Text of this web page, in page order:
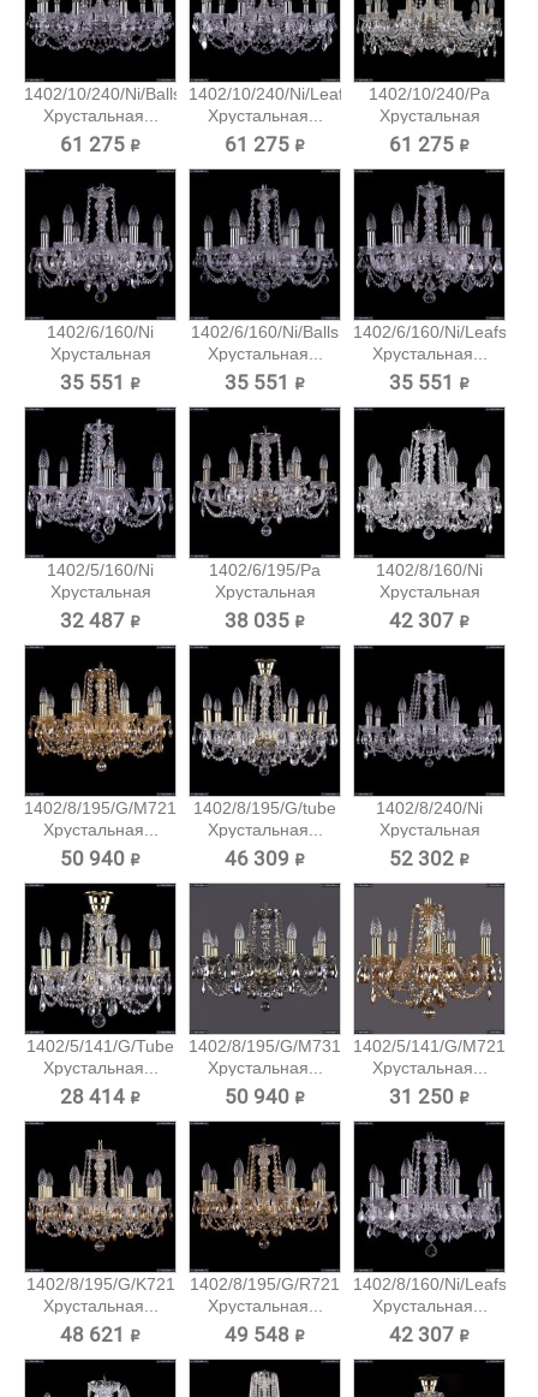
1402/10/240/Ni/Balls
Хрустальная...
61 275 ₽
1402/10/240/Ni/Leafs
Хрустальная...
61 275 ₽
1402/10/240/Pa
Хрустальная
подвесная...
61 275 ₽
1402/6/160/Ni
Хрустальная
подвесная...
35 551 ₽
1402/6/160/Ni/Balls
Хрустальная...
35 551 ₽
1402/6/160/Ni/Leafs
Хрустальная...
35 551 ₽
1402/5/160/Ni
Хрустальная
подвесная...
32 487 ₽
1402/6/195/Pa
Хрустальная
подвесная...
38 035 ₽
1402/8/160/Ni
Хрустальная
подвесная...
42 307 ₽
1402/8/195/G/M721
Хрустальная...
50 940 ₽
1402/8/195/G/tube
Хрустальная...
46 309 ₽
1402/8/240/Ni
Хрустальная
подвесная...
52 302 ₽
1402/5/141/G/Tube
Хрустальная...
28 414 ₽
1402/8/195/G/M731
Хрустальная...
50 940 ₽
1402/5/141/G/M721
Хрустальная...
31 250 ₽
1402/8/195/G/K721
Хрустальная...
48 621 ₽
1402/8/195/G/R721
Хрустальная...
49 548 ₽
1402/8/160/Ni/Leafs
Хрустальная...
42 307 ₽